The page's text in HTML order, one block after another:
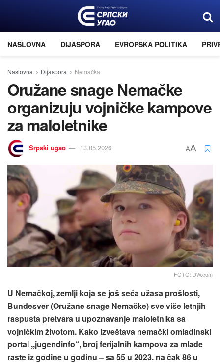
NASLOVNA DIJASPORA EVROPSKA POLITIKA
Naslovna Dijaspora Nemačka
Oružane snage Nemačke
organizuju vojničke kampove
za maloletnike
Srpski ugao 13.05.2026 AA
FOTO: DW.com
U Nemačkoj, zemlji koja se još seća užasa prošlosti,
Bundesver (Oružane snage Nemačke) sve više letnjih
raspusta pretvara u upoznavanje maloletnika sa
vojničkim životom. Kako izveštava nemački omladinski
portal ,,jugendinfo“, broj ferijalnih kampova za mlade
raste iz godine u godinu – sa 55 u 2023. na čak 86 u